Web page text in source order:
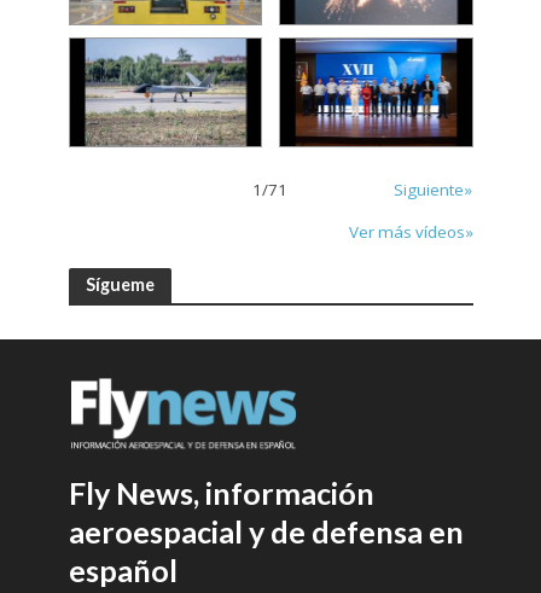
1/71
Siguiente»
Ver más vídeos»
Sígueme
Fly News, información
aeroespacial y de defensa en
español